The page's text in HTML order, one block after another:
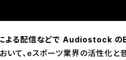
る配信などで Audiostock の
て、eスポーツ業界の活性化と